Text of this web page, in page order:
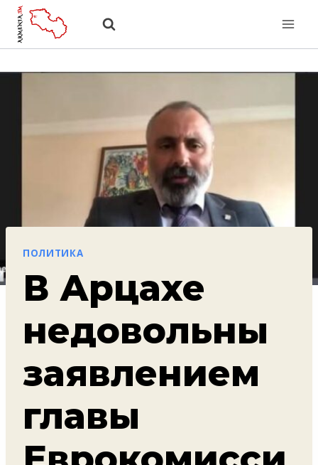
Перейти
ПОЛИТИКА
В Арцахе
недовольны
заявлением
главы